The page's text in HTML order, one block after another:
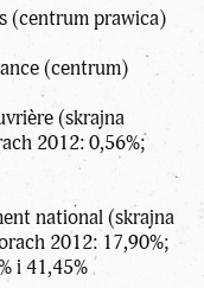
(centrum prawica)
(centrum)
(skrajna
2012: 0,56%;
national (skrajna
2012: 17,90%;
i 41,45%